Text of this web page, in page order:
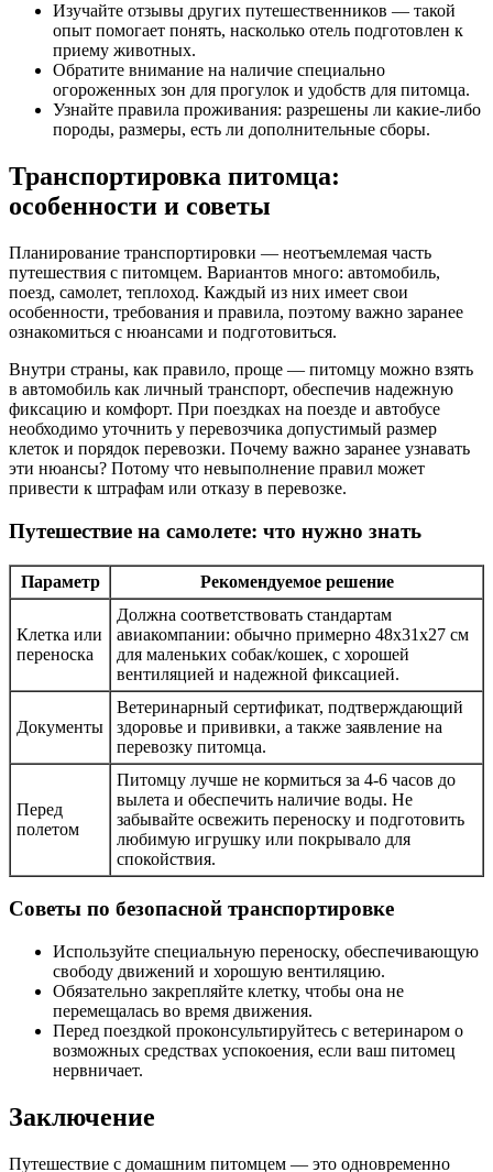
Изучайте отзывы других путешественников — такой
опыт помогает понять, насколько отель подготовлен к
приему животных.
Обратите внимание на наличие специально
огороженных зон для прогулок и удобств для питомца.
Узнайте правила проживания: разрешены ли какие-либо
породы, размеры, есть ли дополнительные сборы.
Транспортировка питомца:
особенности и советы
Планирование транспортировки — неотъемлемая часть
путешествия с питомцем. Вариантов много: автомобиль,
поезд, самолет, теплоход. Каждый из них имеет свои
особенности, требования и правила, поэтому важно заранее
ознакомиться с нюансами и подготовиться.
Внутри страны, как правило, проще — питомцу можно взять
в автомобиль как личный транспорт, обеспечив надежную
фиксацию и комфорт. При поездках на поезде и автобусе
необходимо уточнить у перевозчика допустимый размер
клеток и порядок перевозки. Почему важно заранее узнавать
эти нюансы? Потому что невыполнение правил может
привести к штрафам или отказу в перевозке.
Путешествие на самолете: что нужно знать
Параметр Рекомендуемое решение
Клетка или
переноска
Должна соответствовать стандартам
авиакомпании: обычно примерно 48x31x27 см
для маленьких собак/кошек, с хорошей
вентиляцией и надежной фиксацией.
Документы
Ветеринарный сертификат, подтверждающий
здоровье и прививки, а также заявление на
перевозку питомца.
Перед
полетом
Питомцу лучше не кормиться за 4-6 часов до
вылета и обеспечить наличие воды. Не
забывайте освежить переноску и подготовить
любимую игрушку или покрывало для
спокойствия.
Советы по безопасной транспортировке
Используйте специальную переноску, обеспечивающую
свободу движений и хорошую вентиляцию.
Обязательно закрепляйте клетку, чтобы она не
перемещалась во время движения.
Перед поездкой проконсультируйтесь с ветеринаром о
возможных средствах успокоения, если ваш питомец
нервничает.
Заключение
Путешествие с домашним питомцем — это одновременно